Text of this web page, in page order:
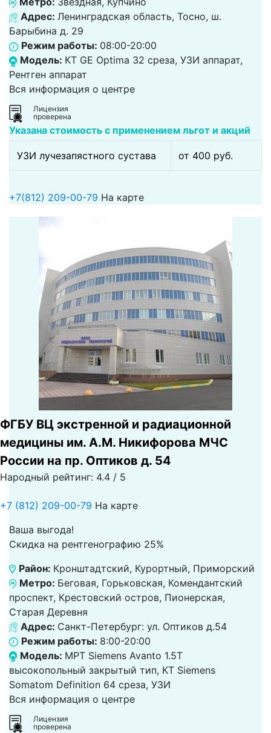
Адрес: Ленинградская область, Тосно, ш.
Барыбина д. 29
Режим работы: 08:00-20:00
Модель: КТ GE Optima 32 среза, УЗИ аппарат,
Рентген аппарат
Вся информация о центре
Лицензия
проверена
Указана стоимость с применением льгот и акций
УЗИ лучезапястного сустава от 400 pуб.
+7(812) 209-00-79 На карте
ФГБУ ВЦ экстренной и радиационной
медицины им. А.М. Никифорова МЧС
России на пр. Оптиков д. 54
Народный рейтинг: 4.4 / 5
+7 (812) 209-00-79 На карте
Ваша выгода!
Скидка на рентгенографию 25%
Район: Кронштадтский, Курортный, Приморский
Метро: Беговая, Горьковская, Комендантский
проспект, Крестовский остров, Пионерская,
Старая Деревня
Адрес: Санкт-Петербург: ул. Оптиков д.54
Режим работы: 8:00-20:00
Модель: МРТ Siemens Avanto 1.5T
высокопольный закрытый тип, КТ Siemens
Somatom Definition 64 среза, УЗИ
Вся информация о центре
Лицензия
проверена